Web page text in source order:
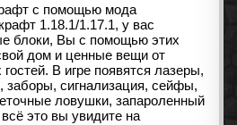
с помощью мода
1.18.1/1.17.1, у вас
блоки, Вы с помощью этих
дом и ценные вещи от
В игре появятся лазеры,
заборы, сигнализация, сейфы,
ловушки, запароленный
это вы увидите на